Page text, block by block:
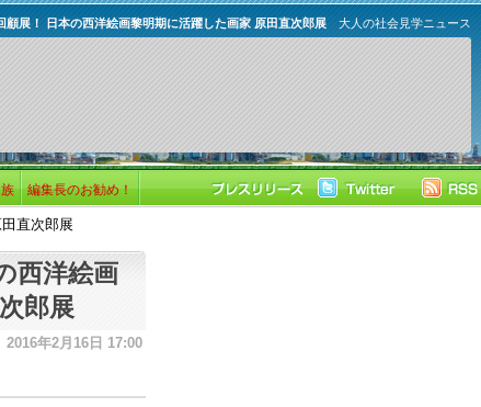
大人の社会見学ニュース
顧展！ 日本の西洋絵画黎明期に活躍した画家 原田直次郎展
編集長のお勧め！
直次郎展
西洋絵画
郎展
2016年2月16日 17:00